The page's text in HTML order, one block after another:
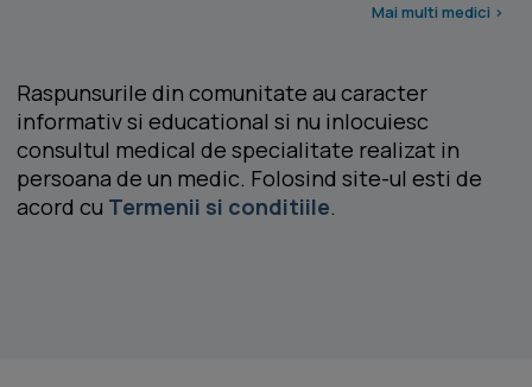
Mai multi medici >
Raspunsurile din comunitate au caracter
informativ si educational si nu inlocuiesc
consultul medical de specialitate realizat in
persoana de un medic. Folosind site-ul esti de
acord cu Termenii si conditiile.